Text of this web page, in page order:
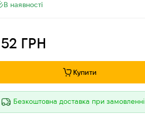
В наявності
ГРН
Купити
Безкоштовна доставка при замовленні